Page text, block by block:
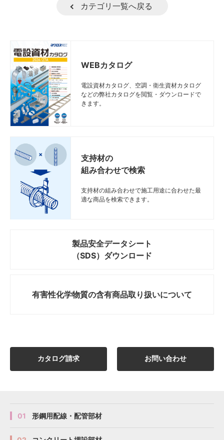
カテゴリ一覧へ戻る
WEBカタログ
電設資材カタログ、空調・衛生資材カタログ
などの弊社カタログを閲覧・ダウンロードで
きます。
支持材の
組み合わせで検索
支持材の組み合わせで施工用途に合わせた最
適な商品を検索できます。
製品安全データシート
（SDS）ダウンロード
有害性化学物質の含有商品取り扱いについて
カタログ請求 お問い合わせ
01 形鋼用配線・配管部材